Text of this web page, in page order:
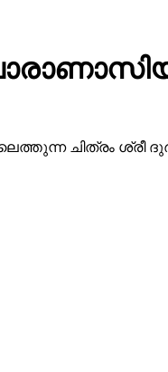
ചിത്രം